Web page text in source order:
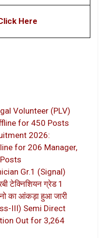
Here
Volunteer (PLV)
for 450 Posts
2026:
for 206 Manager,
Gr.1 (Signal)
टेक्निशियन ग्रेड 1
का आंकड़ा हुआ जारी
III) Semi Direct
Out for 3,264